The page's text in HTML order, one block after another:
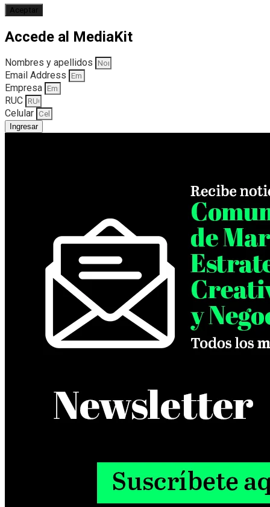
Aceptar
Accede al MediaKit
Nombres y apellidos
Email Address
Empresa
RUC
Celular
Ingresar